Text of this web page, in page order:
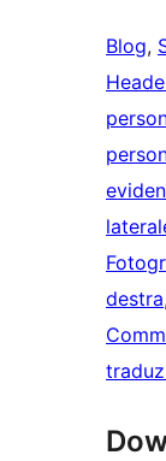
Blog,
destra,